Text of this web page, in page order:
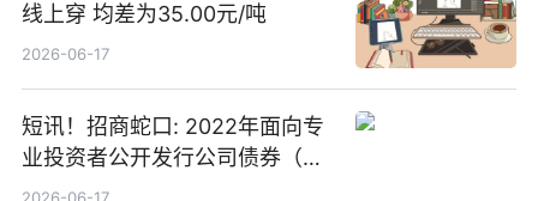
线上穿 均差为35.00元/吨
2026-06-17
短讯！招商蛇口: 2022年面向专
业投资者公开发行公司债券（第
二期）（品种二）2026年付息公
2026-06-17